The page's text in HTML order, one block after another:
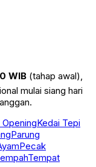
WIB (tahap awal),
mulai siang hari
OpeningKedai Tepi
Parung
Pecak
Tempat